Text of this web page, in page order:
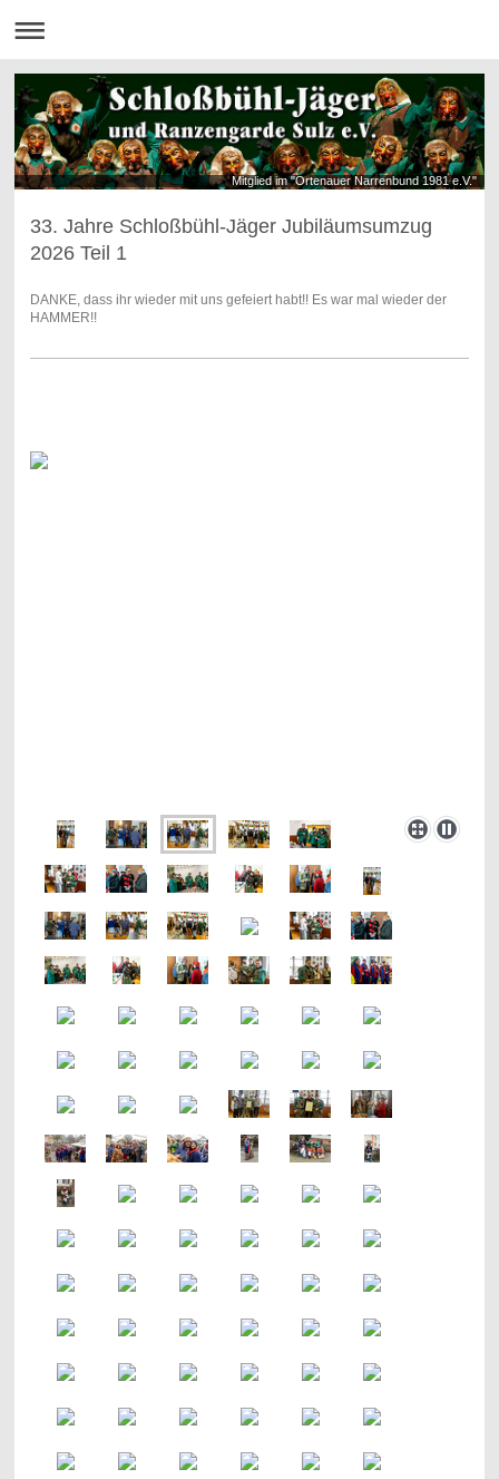
Mitglied im "Ortenauer Narrenbund 1981 e.V."
33. Jahre Schloßbühl-Jäger Jubiläumsumzug
2026 Teil 1
DANKE, dass ihr wieder mit uns gefeiert habt!! Es war mal wieder der
HAMMER!!